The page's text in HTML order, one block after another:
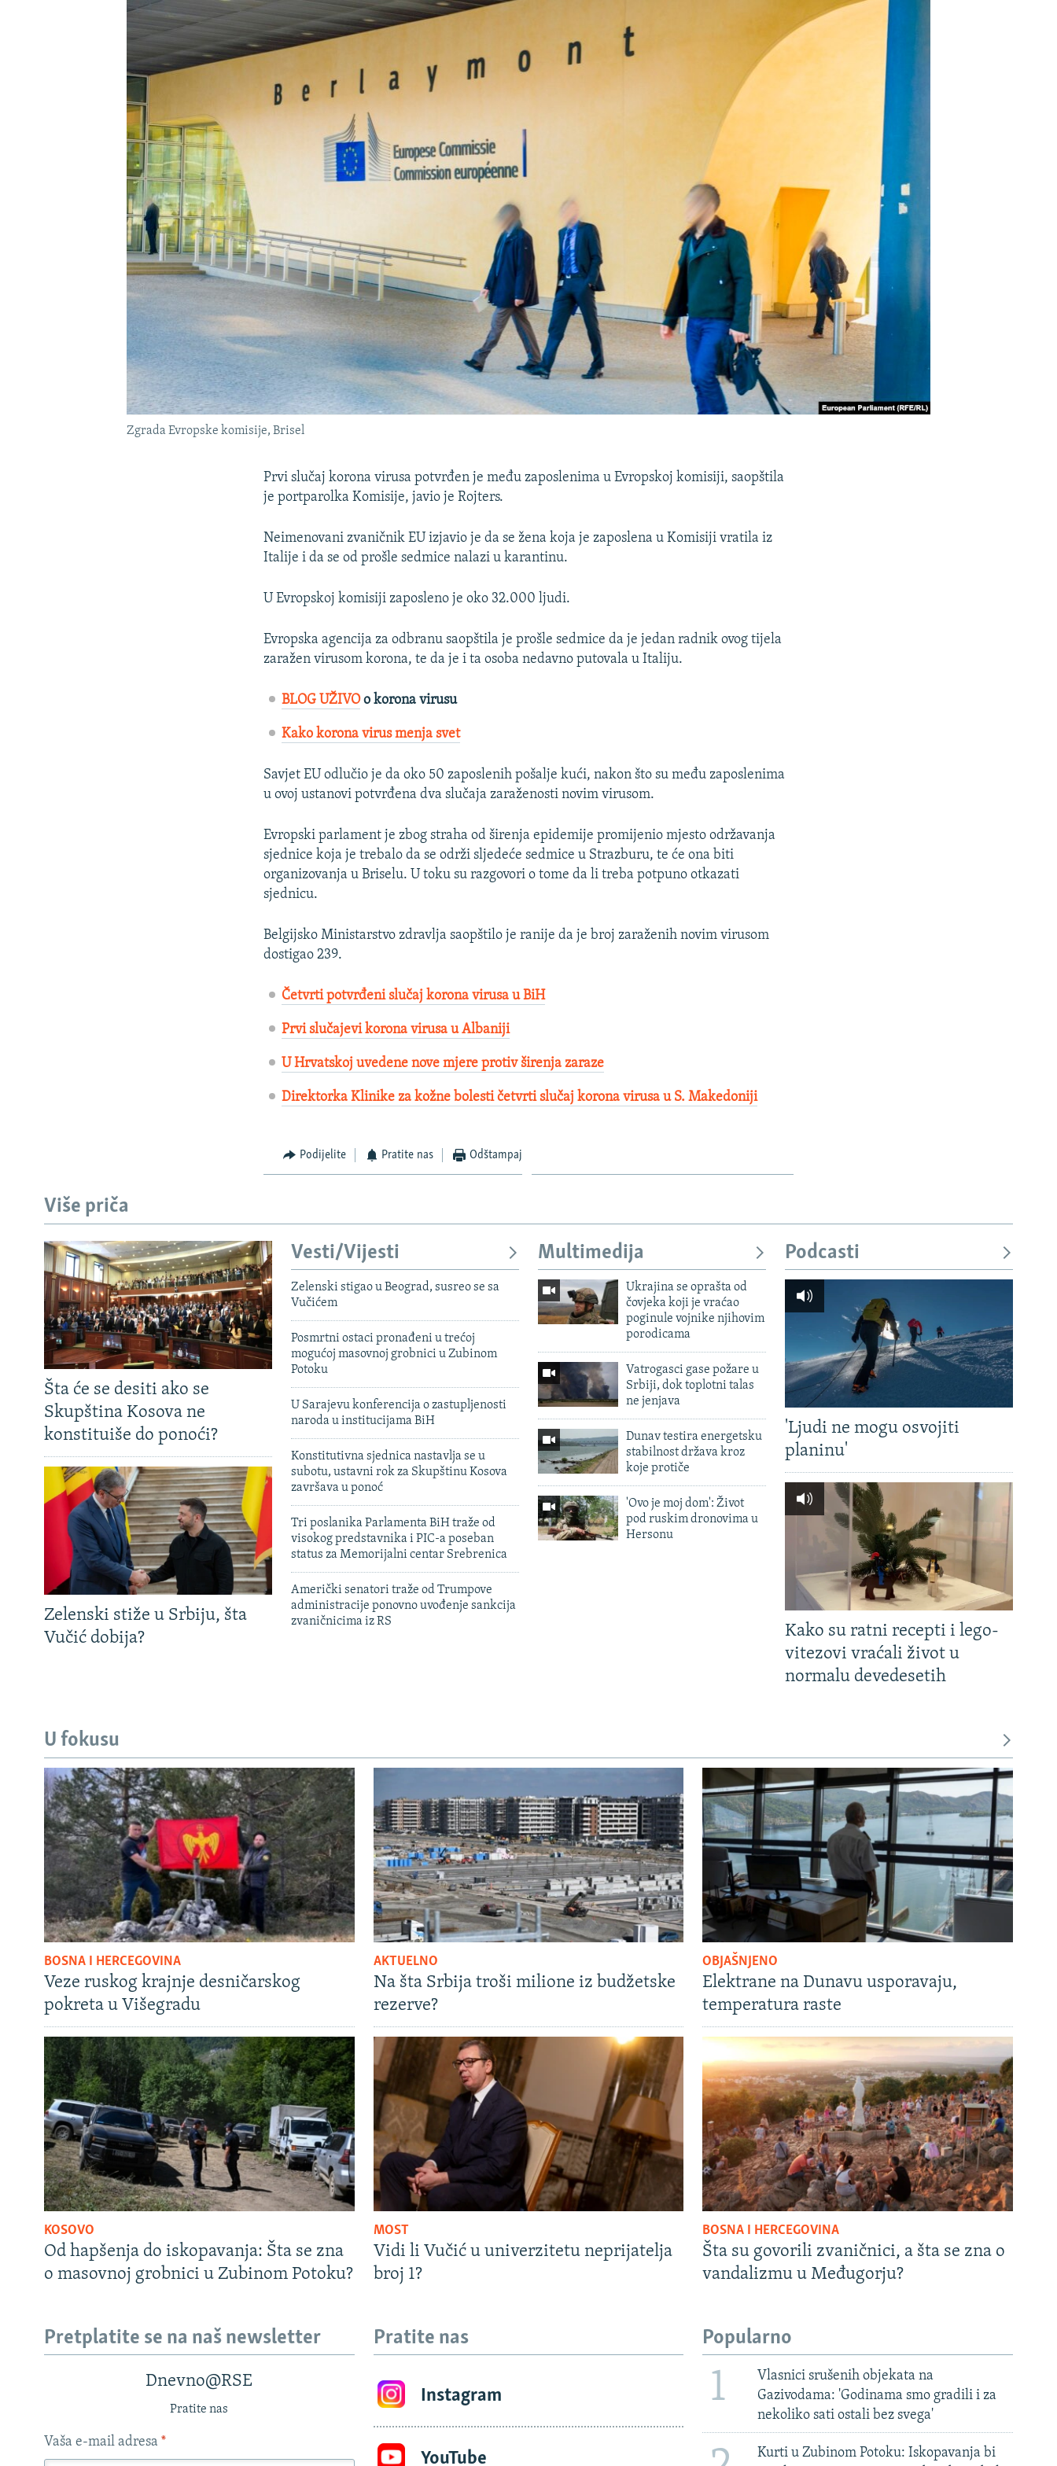
GENOCID U SREBRENICI
POPLAVE I KLIZIŠTA U BIH 2024.
TRI DECENIJE OD RATA U BIH
Zgrada Evropske komisije, Brisel
Prvi slučaj korona virusa potvrđen je među zaposlenima u Evropskoj komisiji, saopštila
je portparolka Komisije, javio je Rojters.
Neimenovani zvaničnik EU izjavio je da se žena koja je zaposlena u Komisiji vratila iz
Italije i da se od prošle sedmice nalazi u karantinu.
U Evropskoj komisiji zaposleno je oko 32.000 ljudi.
Evropska agencija za odbranu saopštila je prošle sedmice da je jedan radnik ovog tijela
zaražen virusom korona, te da je i ta osoba nedavno putovala u Italiju.
BLOG UŽIVOo korona virusu
Kako korona virus menja svet
Savjet EU odlučio je da oko 50 zaposlenih pošalje kući, nakon što su među zaposlenima
u ovoj ustanovi potvrđena dva slučaja zaraženosti novim virusom.
Evropski parlament je zbog straha od širenja epidemije promijenio mjesto održavanja
sjednice koja je trebalo da se održi sljedeće sedmice u Strazburu, te će ona biti
organizovanja u Briselu. U toku su razgovori o tome da li treba potpuno otkazati
sjednicu.
Belgijsko Ministarstvo zdravlja saopštilo je ranije da je broj zaraženih novim virusom
dostigao 239.
Četvrti potvrđeni slučaj korona virusa u BiH
Prvi slučajevi korona virusa u Albaniji
U Hrvatskoj uvedene nove mjere protiv širenja zaraze
Direktorka Klinike za kožne bolesti četvrti slučaj korona virusa u S. Makedoniji
Podijelite Pratite nas Odštampaj
Više priča
Šta će se desiti ako se
Skupština Kosova ne
konstituiše do ponoći?
Zelenski stiže u Srbiju, šta
Vučić dobija?
Vesti/Vijesti
Zelenski stigao u Beograd, susreo se sa
Vučićem
Posmrtni ostaci pronađeni u trećoj
mogućoj masovnoj grobnici u Zubinom
Potoku
U Sarajevu konferencija o zastupljenosti
naroda u institucijama BiH
Konstitutivna sjednica nastavlja se u
subotu, ustavni rok za Skupštinu Kosova
završava u ponoć
Tri poslanika Parlamenta BiH traže od
visokog predstavnika i PIC-a poseban
status za Memorijalni centar Srebrenica
Američki senatori traže od Trumpove
administracije ponovno uvođenje sankcija
zvaničnicima iz RS
Multimedija
Ukrajina se oprašta od
čovjeka koji je vraćao
poginule vojnike njihovim
porodicama
Vatrogasci gase požare u
Srbiji, dok toplotni talas
ne jenjava
Dunav testira energetsku
stabilnost država kroz
koje protiče
'Ovo je moj dom': Život
pod ruskim dronovima u
Hersonu
Podcasti
'Ljudi ne mogu osvojiti
planinu'
Kako su ratni recepti i lego-
vitezovi vraćali život u
normalu devedesetih
U fokusu
BOSNA I HERCEGOVINA
Veze ruskog krajnje desničarskog
pokreta u Višegradu
AKTUELNO
Na šta Srbija troši milione iz budžetske
rezerve?
OBJAŠNJENO
Elektrane na Dunavu usporavaju,
temperatura raste
KOSOVO
Od hapšenja do iskopavanja: Šta se zna
o masovnoj grobnici u Zubinom Potoku?
MOST
Vidi li Vučić u univerzitetu neprijatelja
broj 1?
BOSNA I HERCEGOVINA
Šta su govorili zvaničnici, a šta se zna o
vandalizmu u Međugorju?
Pretplatite se na naš newsletter
Dnevno@RSE
Pratite nas
Vaša e-mail adresa *
Pratite nas
Instagram
YouTube
Popularno
1
Vlasnici srušenih objekata na
Gazivodama: 'Godinama smo gradili i za
nekoliko sati ostali bez svega'
Kurti u Zubinom Potoku: Iskopavanja bi